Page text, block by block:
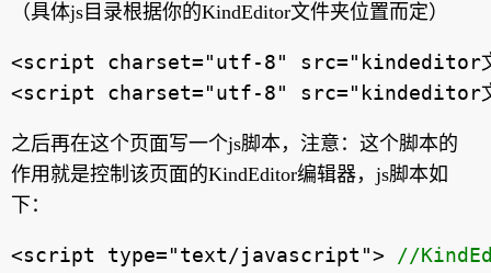
（具体js目录根据你的KindEditor文件夹位置而定）
<script charset="utf-8" src="kindeditor文
之后再在这个页面写一个js脚本，注意：这个脚本的
作用就是控制该页面的KindEditor编辑器，js脚本如
下：
<script type="text/javascript"> //